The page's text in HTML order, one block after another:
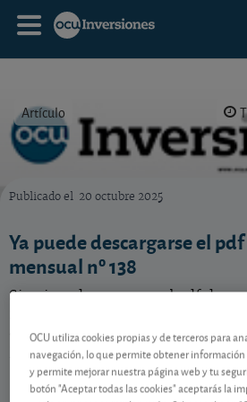
Artículo
Publicado el 20 octubre 2025
Ya puede descargarse el
mensual nº 138
Si quiere descargarse el pdf de
al mes de octubre ya está
publicaciones.
OCU utiliza cookies propias y de terceros para
navegación, lo que permite obtener
y permite mejorar nuestra página web y tu
botón "Aceptar todas las cookies" aceptarás la